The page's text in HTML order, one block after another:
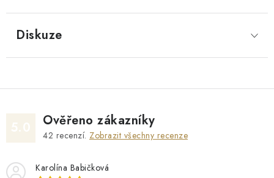
Diskuze
Ověřeno zákazníky
42 recenzí. Zobrazit všechny recenze
Karolína Babičková